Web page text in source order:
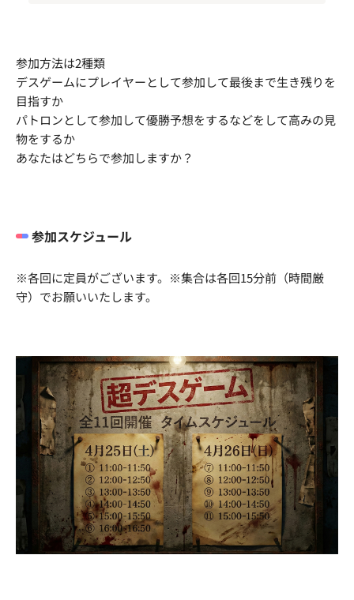
参加方法は2種類
デスゲームにプレイヤーとして参加して最後まで生き残りを
目指すか
パトロンとして参加して優勝予想をするなどをして高みの見
物をするか
あなたはどちらで参加しますか？
参加スケジュール
※各回に定員がございます。※集合は各回15分前（時間厳
守）でお願いいたします。